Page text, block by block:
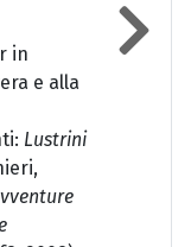
in
e alla
Lustrini